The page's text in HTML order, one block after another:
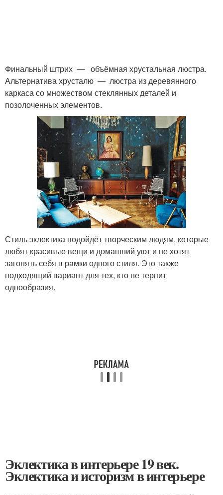
Финальный штрих — объёмная хрустальная люстра.
Альтернатива хрусталю — люстра из деревянного
каркаса со множеством стеклянных деталей и
позолоченных элементов.
Стиль эклектика подойдёт творческим людям, которые
любят красивые вещи и домашний уют и не хотят
загонять себя в рамки одного стиля. Это также
подходящий вариант для тех, кто не терпит
однообразия.
Эклектика в интерьере 19 век.
Эклектика и историзм в интерьере